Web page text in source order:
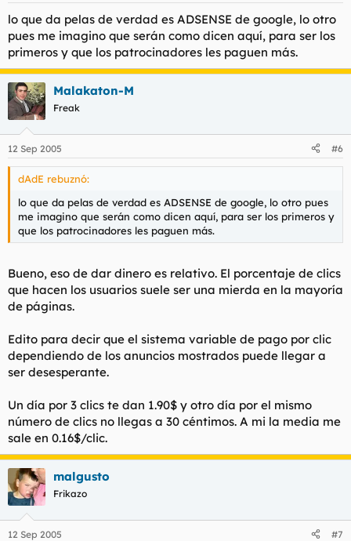
lo que da pelas de verdad es ADSENSE de google, lo otro
pues me imagino que serán como dicen aquí, para ser los
primeros y que los patrocinadores les paguen más.
Malakaton-M
Freak
12 Sep 2005 #6
dAdE rebuznó:
lo que da pelas de verdad es ADSENSE de google, lo otro pues
me imagino que serán como dicen aquí, para ser los primeros y
que los patrocinadores les paguen más.
Bueno, eso de dar dinero es relativo. El porcentaje de clics
que hacen los usuarios suele ser una mierda en la mayoría
de páginas.
Edito para decir que el sistema variable de pago por clic
dependiendo de los anuncios mostrados puede llegar a
ser desesperante.
Un día por 3 clics te dan 1.90$ y otro día por el mismo
número de clics no llegas a 30 céntimos. A mi la media me
sale en 0.16$/clic.
malgusto
Frikazo
12 Sep 2005 #7